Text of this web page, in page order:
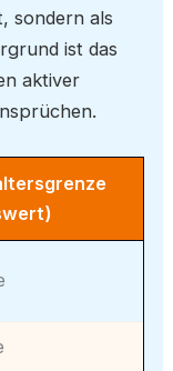
sondern als
ist das
aktiver